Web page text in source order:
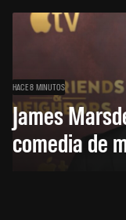
HACE 8 MINUTOS
James
comedia de